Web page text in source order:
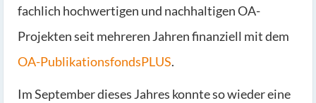
fachlich hochwertigen und nachhaltigen OA-
Projekten seit mehreren Jahren finanziell mit dem
OA-PublikationsfondsPLUS.
Im September dieses Jahres konnte so wieder eine